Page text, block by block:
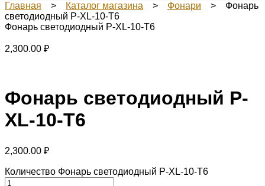
Главная > Каталог магазина > Фонари > Фонарь
светодиодный Р-XL-10-T6
Фонарь светодиодный Р-XL-10-T6
2,300.00 ₽
Фонарь светодиодный Р-
XL-10-T6
2,300.00 ₽
Количество Фонарь светодиодный Р-XL-10-T6